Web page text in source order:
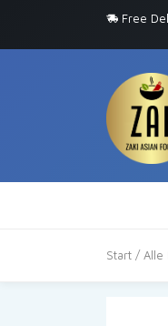
Free
Start / Alle